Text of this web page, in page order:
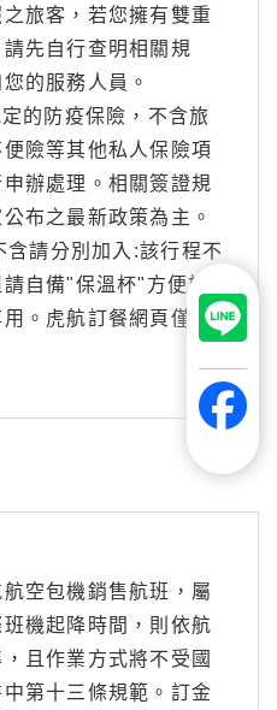
旅客，若您擁有雙重
先自行查明相關規
的服務人員。
的防疫保險，不含旅
險等其他私人保險項
辦處理。相關簽證規
布之最新政策為主。
請分別加入:該行程不
自備"保溫杯"方便於
。虎航訂餐網頁僅供
空包機銷售航班，屬
機起降時間，則依航
且作業方式將不受國
第十三條規範。訂金